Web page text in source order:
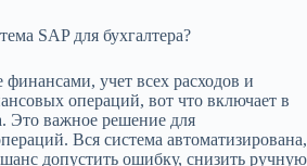
SAP для бухгалтера?
учет всех расходов и
операций, вот что включает в
Это важное решение для
Вся система автоматизирована,
допустить ошибку, снизить ручную